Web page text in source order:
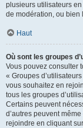
plusieurs utilisateurs
de modération, ou bien
Haut
Où sont les groupes
Vous pouvez consulter
« Groupes
vous souhaitez en
tous les groupes
Certains peuvent
d’autres peuvent
rejoindre en cliquant